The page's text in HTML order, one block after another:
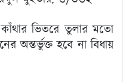
ভিতরে তুলার মতো
অন্তর্ভুক্ত হবে না বিধায়